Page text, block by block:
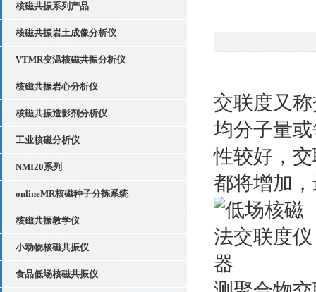
核磁共振系列产品
核磁共振岩土成像分析仪
VTMR变温核磁共振分析仪
核磁共振岩心分析仪
核磁共振造影剂分析仪
工业核磁分析仪
NMI20系列
onlineMR核磁种子分拣系统
核磁共振教学仪
小动物核磁共振仪
食品低场核磁共振仪
交联度又
均分子量
性较好，
都将增加